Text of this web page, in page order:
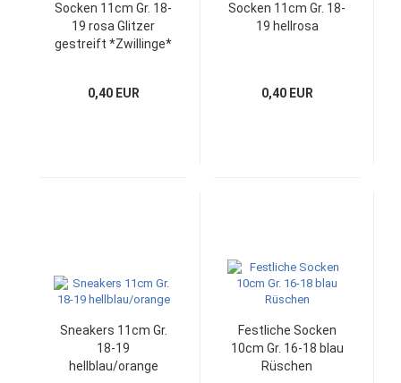
Socken 11cm Gr. 18-
19 rosa Glitzer
gestreift *Zwillinge*
0,40 EUR
Socken 11cm Gr. 18-
19 hellrosa
0,40 EUR
Sneakers 11cm Gr.
18-19
hellblau/orange
Festliche Socken
10cm Gr. 16-18 blau
Rüschen